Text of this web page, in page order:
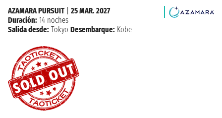
AZAMARA PURSUIT| 25 MAR. 2027
Duración: 14 noches
Salida desde: Tokyo Desembarque: Kobe